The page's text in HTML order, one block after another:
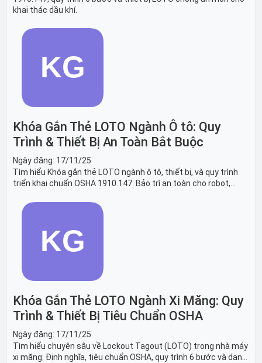
khai thác dầu khí.
Khóa Gắn Thẻ LOTO Ngành Ô tô: Quy
Trình & Thiết Bị An Toàn Bắt Buộc
Ngày đăng: 17/11/25
Tìm hiểu Khóa gắn thẻ LOTO ngành ô tô, thiết bị, và quy trình
triển khai chuẩn OSHA 1910.147. Bảo trì an toàn cho robot,
Khóa Gắn Thẻ LOTO Ngành Xi Măng: Quy
Trình & Thiết Bị Tiêu Chuẩn OSHA
Ngày đăng: 17/11/25
Tìm hiểu chuyên sâu về Lockout Tagout (LOTO) trong nhà máy
xi măng: Định nghĩa, tiêu chuẩn OSHA, quy trình 6 bước và danh